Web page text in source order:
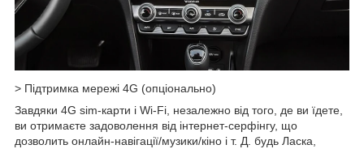
> Підтримка мережі 4G (опціонально)
Завдяки 4G sim-карти і Wi-Fi, незалежно від того, де ви їдете,
ви отримаєте задоволення від інтернет-серфінгу, що
дозволить онлайн-навігації/музики/кіно і т. Д. будь Ласка,